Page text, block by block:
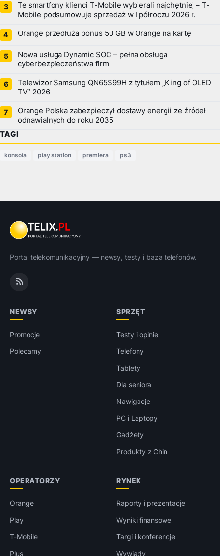
Te smartfony klienci T-Mobile wybierali najchętniej – T-
Mobile podsumowuje sprzedaż w I półroczu 2026 r.
Orange przedłuża bonus 50 GB w Orange na kartę
Nowa usługa Dynamic SOC – pełna obsługa
cyberbezpieczeństwa firm
Telewizor Samsung QN65S99H z tytułem „King of OLED
TV” 2026
Orange Polska zabezpieczył dostawy energii ze źródeł
odnawialnych do roku 2035
TAGI
konsola play station premiera ps3
Portal telekomunikacyjny — newsy, testy i baza telefonów.
NEWSY
Promocje
Polecamy
SPRZĘT
Testy i opinie
Telefony
Tablety
Dla seniora
Nawigacje
PC i Laptopy
Gadżety
Produkty z Chin
OPERATORZY
Orange
Play
T-Mobile
Plus
RYNEK
Raporty i prezentacje
Wyniki finansowe
Targi i konferencje
Wywiady